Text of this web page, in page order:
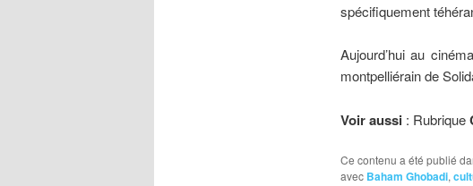
spécifiquement
Aujourd’hui au
montpelliérain de
Voir aussi: Rubrique
Ce contenu a été publié
avec Baham Ghobadi,